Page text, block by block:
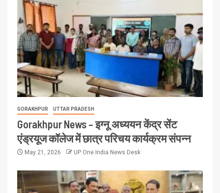
GORAKHPUR UTTAR PRADESH
Gorakhpur News – इग्नू अध्ययन केंद्र सेंट
एंड्रयूज कॉलेज में छात्र परिचय कार्यक्रम संपन्न
May 21, 2026 UP One India News Desk